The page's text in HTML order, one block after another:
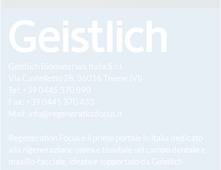
Geistlich Biomaterials Italia S.r.l.
Via Castelletto 28, 36016 Thiene (VI)
Tel: +39 0445 370 890
Fax: +39 0445 370 433
Mail: info@regenerationfocus.it
Regeneration Focus è il primo portale in Italia dedicato
alla rigenerazione ossea e tissutale nel campo dentale e
maxillo-facciale, ideato e supportato da Geistlich